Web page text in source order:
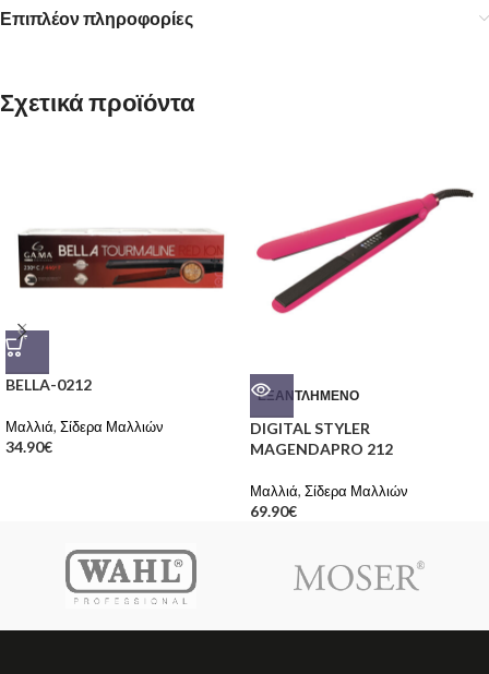
Επιπλέον πληροφορίες
Σχετικά προϊόντα
BELLA-0212
Μαλλιά, Σίδερα Μαλλιών
34.90€
ΕΞΑΝΤΛΗΜΈΝΟ
DIGITAL STYLER
MAGENDAPRO 212
Μαλλιά, Σίδερα Μαλλιών
69.90€